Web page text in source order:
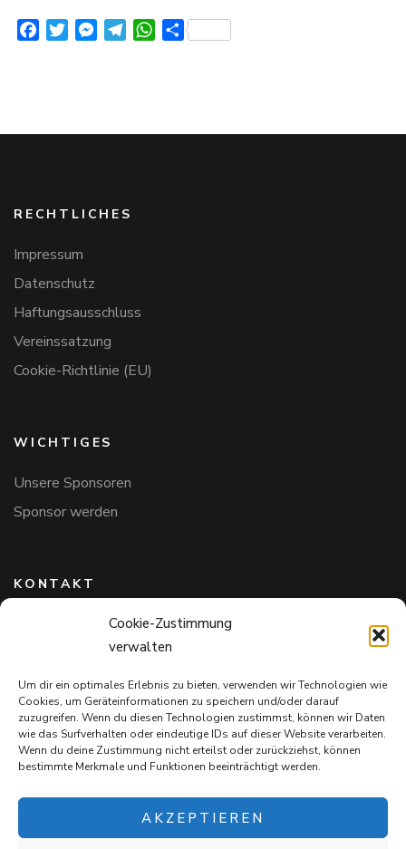
Cookie-Zustimmung
verwalten
Um dir ein optimales Erlebnis zu bieten, verwenden wir Technologien wie
Cookies, um Geräteinformationen zu speichern und/oder darauf
zuzugreifen. Wenn du diesen Technologien zustimmst, können wir Daten
wie das Surfverhalten oder eindeutige IDs auf dieser Website verarbeiten.
Wenn du deine Zustimmung nicht erteilst oder zurückziehst, können
bestimmte Merkmale und Funktionen beeinträchtigt werden.
AKZEPTIEREN
FacebookTwitterMessenger
TelegramWhatsApp
Teilen
RECHTLICHES
Impressum
Datenschutz
Haftungsausschluss
Vereinssatzung
Cookie-Richtlinie (EU)
WICHTIGES
Unsere Sponsoren
Sponsor werden
KONTAKT
Hundefreunde in Bayern e.V.
Markus Willi Ebert
97711 Maßbach
+49 172 85 64 937
Hundefreundeinbayern@web.de